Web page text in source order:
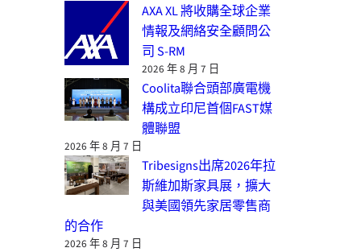
AXA XL 將收購全球企業
情報及網絡安全顧問公
司 S-RM
2026 年 8 月 7 日
Coolita聯合頭部廣電機
構成立印尼首個FAST媒
體聯盟
2026 年 8 月 7 日
Tribesigns出席2026年拉
斯維加斯家具展，擴大
與美國領先家居零售商
的合作
2026 年 8 月 7 日